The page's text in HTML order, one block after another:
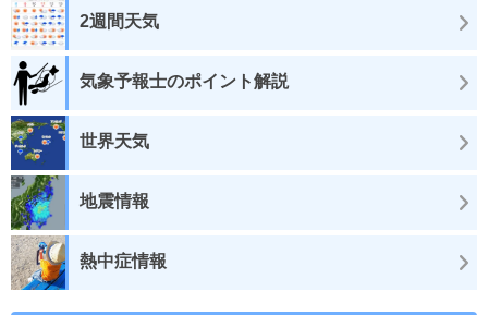
2週間天気
気象予報士のポイント解説
世界天気
地震情報
熱中症情報